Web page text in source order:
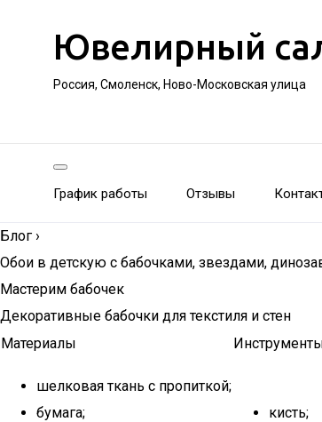
Ювелирный
Россия, Смоленск, Ново-Московская улица
График работы Отзывы
Блог ›
Обои в детскую с бабочками, звездами,
Мастерим бабочек
Декоративные бабочки для текстиля и стен
Материалы
шелковая ткань с пропиткой;
бумага;
кисть;